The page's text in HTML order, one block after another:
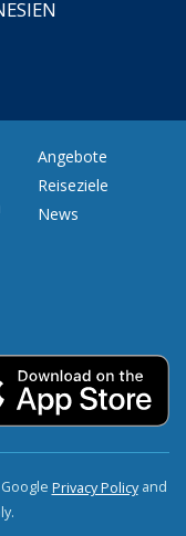
Angebote
Reiseziele
News
Privacy Policyand